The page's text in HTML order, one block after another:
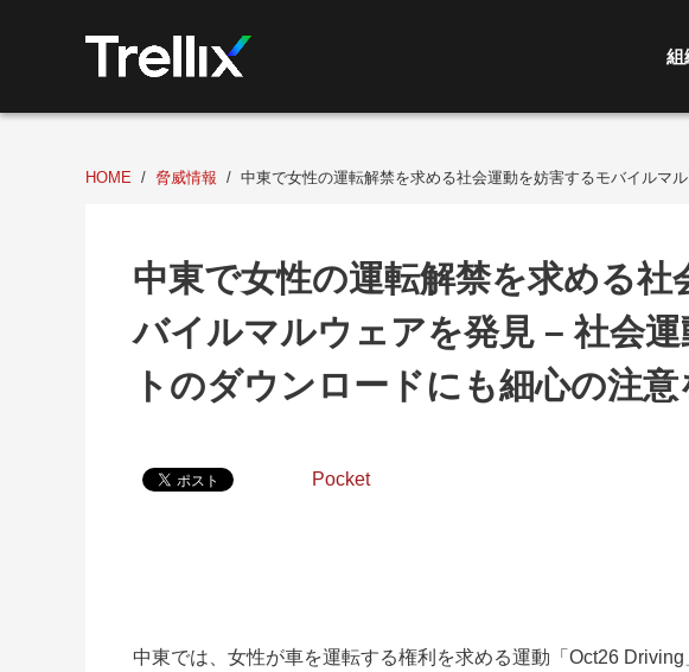
組
HOME 脅威情報 中東で女性の運転解禁を求める社会運動を妨害するモバイルマ
中東で女性の運転解禁を求める社
バイルマルウェアを発見 – 社会
トのダウンロードにも細心の注意
Pocket
中東では、女性が車を運転する権利を求める運動「Oct26